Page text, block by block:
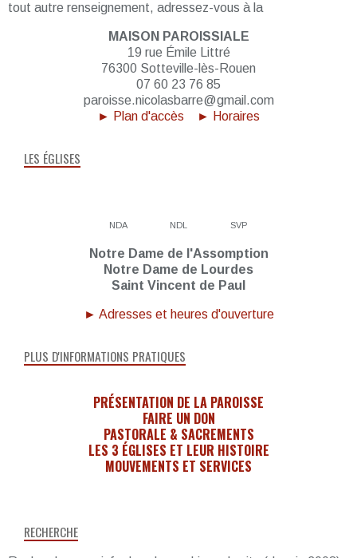
RECHERCHE
tout autre renseignement, adressez-vous à la
MAISON PAROISSIALE
19 rue Émile Littré
76300 Sotteville-lès-Rouen
07 60 23 76 85
paroisse.nicolasbarre@gmail.com
► Plan d'accès
► Horaires
LES ÉGLISES
NDA NDL SVP
Notre Dame de l'Assomption
Notre Dame de Lourdes
Saint Vincent de Paul
► Adresses et heures d'ouverture
PLUS D'INFORMATIONS PRATIQUES
PRÉSENTATION DE LA PAROISSE
FAIRE UN DON
PASTORALE & SACREMENTS
LES 3 ÉGLISES ET LEUR HISTOIRE
MOUVEMENTS ET SERVICES